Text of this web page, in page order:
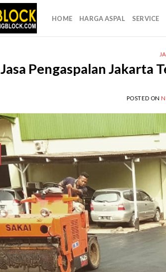
HOME HARGA ASPAL SERVICE
Jasa Pengaspalan Jakarta
POSTED ON